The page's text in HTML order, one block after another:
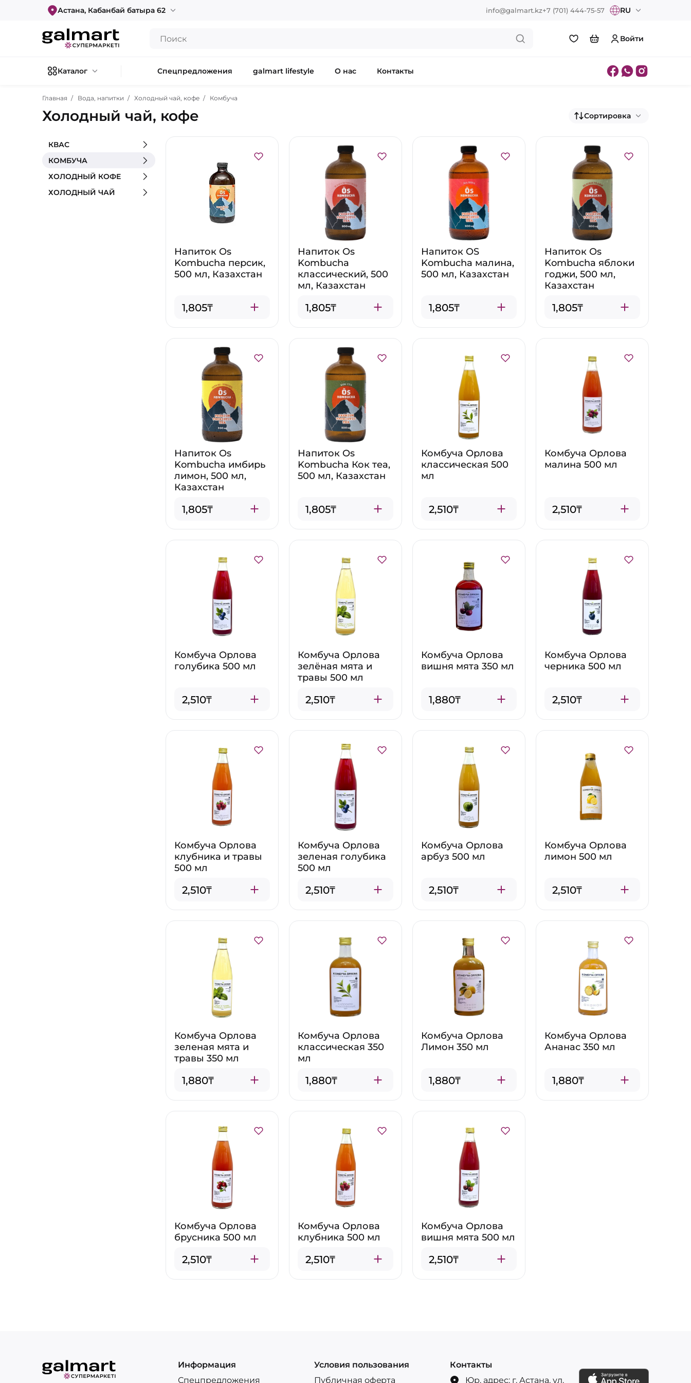
Астана, Кабанбай батыра 62 info@galmart.kz+7 (701) 444-75-57 RU
Войти
Каталог Спецпредложения galmart lifestyle О нас Контакты
Главная Вода, напитки Холодный чай, кофе Комбуча
Холодный чай, кофе Сортировка
КВАС
КОМБУЧА
ХОЛОДНЫЙ КОФЕ
ХОЛОДНЫЙ ЧАЙ
Напиток Os
Kombucha персик,
500 мл, Казахстан
1,805₸
Напиток Os
Kombucha
классический, 500
мл, Казахстан
1,805₸
Напиток OS
Kombucha малина,
500 мл, Казахстан
1,805₸
Напиток Os
Kombucha яблоки
годжи, 500 мл,
Казахстан
1,805₸
Напиток Os
Kombucha имбирь
лимон, 500 мл,
Казахстан
1,805₸
Напиток Os
Kombucha Кок теа,
500 мл, Казахстан
1,805₸
Комбуча Орлова
классическая 500
мл
2,510₸
Комбуча Орлова
малина 500 мл
2,510₸
Комбуча Орлова
голубика 500 мл
2,510₸
Комбуча Орлова
зелёная мята и
травы 500 мл
2,510₸
Комбуча Орлова
вишня мята 350 мл
1,880₸
Комбуча Орлова
черника 500 мл
2,510₸
Комбуча Орлова
клубника и травы
500 мл
2,510₸
Комбуча Орлова
зеленая голубика
500 мл
2,510₸
Комбуча Орлова
арбуз 500 мл
2,510₸
Комбуча Орлова
лимон 500 мл
2,510₸
Комбуча Орлова
зеленая мята и
травы 350 мл
1,880₸
Комбуча Орлова
классическая 350
мл
1,880₸
Комбуча Орлова
Лимон 350 мл
1,880₸
Комбуча Орлова
Ананас 350 мл
1,880₸
Комбуча Орлова
брусника 500 мл
2,510₸
Комбуча Орлова
клубника 500 мл
2,510₸
Комбуча Орлова
вишня мята 500 мл
2,510₸
Информация
Спецпредложения
Условия пользования
Публичная оферта
Контакты
Юр. адрес: г. Астана, ул.